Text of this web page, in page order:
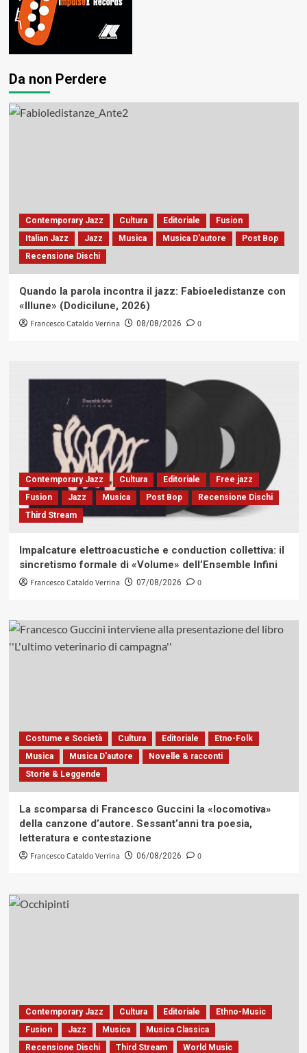
Da non Perdere
Contemporary Jazz Cultura Editoriale
Fusion
Italian Jazz
Jazz Musica Musica D'autore
Post Bop
Recensione Dischi
Quando la parola incontra il jazz: Fabioeledistanze con
«Illune» (Dodicilune, 2026)
Francesco Cataldo Verrina 08/08/2026 0
Contemporary Jazz Cultura Editoriale
Free jazz
Fusion
Jazz Musica Post Bop
Recensione Dischi
Third Stream
Impalcature elettroacustiche e conduction collettiva: il
sincretismo formale di «Volume» dell’Ensemble Infini
Francesco Cataldo Verrina 07/08/2026 0
Costume e Società Cultura Editoriale
Etno-Folk
Musica
Musica D'autore
Novelle & racconti
Storie & Leggende
La scomparsa di Francesco Guccini la «locomotiva»
della canzone d’autore. Sessant’anni tra poesia,
letteratura e contestazione
Francesco Cataldo Verrina 06/08/2026 0
Contemporary Jazz Cultura Editoriale
Ethno-Music
Fusion
Jazz Musica
Musica Classica
Recensione Dischi
Third Stream World Music